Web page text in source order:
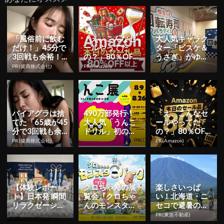
「風俗前に飲む
だけ！」45分で
3回戦も余裕！1
日31円で朝まで
絶好調
PR(健商株式会社)
「え、こんなセ
ールやってた
の？」80％OFF
以上が続々登
場！Amazonの本
気が...
PR(Amazon)
大人気キャラク
ター「ピスケ＆
うさぎ」がゆ
る〜いお寿司
に！『ゆるっと
回転寿司パラ
ダ...
バイアグラは捨
てた「65歳が45
分で3回戦も余
裕」980円で朝
まで絶好調！
PR(健商株式会社)
490万部発行！
大人気「うんこ
ドリル」初の展
覧会が池袋パル
コにて8月9日
（金）～...
「え、こんなセ
ールやってた
の？」80％OFF
以上が続々登
場！Amazonの本
気が...
PR(Amazon)
【体験レポー
ト】日本発 瞬間
リラクゼーショ
ンドリンク「CH
クロちゃんの展
覧会『クロちゃ
んのモンスター
パーク』池袋PA
楽しさいっぱ
い！北海道・ニ
セコで避暑の夏
旅 絶景とアクテ
PR(東急不動産)